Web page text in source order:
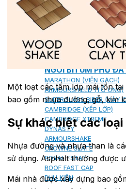
Sản phẩm Kiến trúc
NGÓI BITUM PHỦ ĐÁ
MARATHON (VIÊN GẠCH)
ARMOURSHIELD (TỔ ONG)
SUPERGLASS BIBER (VẢY
CAMBRIDGE (XẾP LỚP)
CAMBRIDGE XTREME
DYNASTY
ARMOURSHAKE
CROWNE SLATE
ROYAL ESTATE
ROOF FAST CAP
PHỤ KIỆN
Một loạt các tấm lợp mái tồn
bao gồm nhựa đường, gỗ, kim
Sự khác biệt các
Nhựa đường và nhựa than là
sử dụng. Asphalt thường được
Mái nhà được xây dựng bao